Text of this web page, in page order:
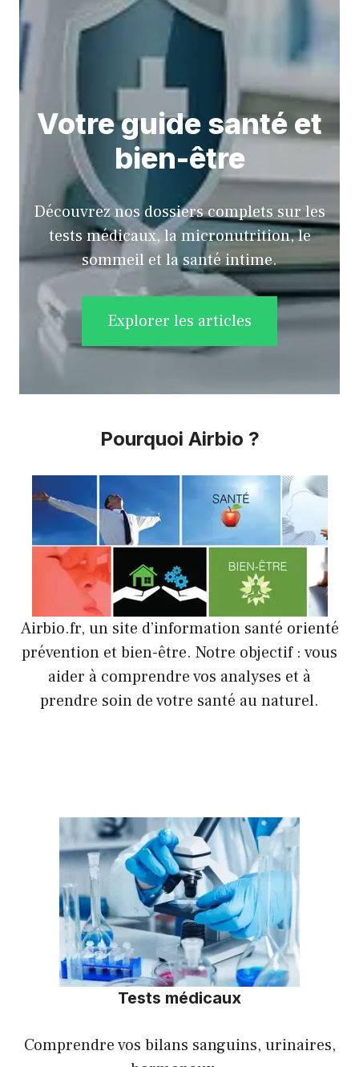
Votre guide santé et
bien-être
Découvrez nos dossiers complets sur les
tests médicaux, la micronutrition, le
sommeil et la santé intime.
Explorer les articles
Pourquoi Airbio ?
Airbio.fr, un site d’information santé orienté
prévention et bien-être. Notre objectif : vous
aider à comprendre vos analyses et à
prendre soin de votre santé au naturel.
Tests médicaux
Comprendre vos bilans sanguins, urinaires,